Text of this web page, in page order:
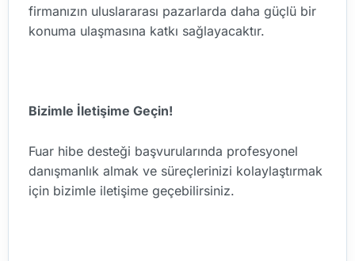
firmanızın uluslararası pazarlarda daha güçlü bir
konuma ulaşmasına katkı sağlayacaktır.
Bizimle İletişime Geçin!
Fuar hibe desteği başvurularında profesyonel
danışmanlık almak ve süreçlerinizi kolaylaştırmak
için bizimle iletişime geçebilirsiniz.